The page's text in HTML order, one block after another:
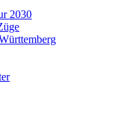
2030